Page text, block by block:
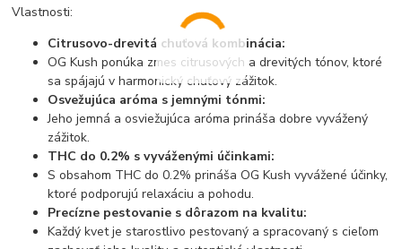
Vlastnosti:
Citrusovo-drevitá chuťová kombinácia:
OG Kush ponúka zmes citrusových a drevitých tónov, ktoré
sa spájajú v harmonický chuťový zážitok.
Osvežujúca aróma s jemnými tónmi:
Jeho jemná a osviežujúca aróma prináša dobre vyvážený
zážitok.
THC do 0.2% s vyváženými účinkami:
S obsahom THC do 0.2% prináša OG Kush vyvážené účinky,
ktoré podporujú relaxáciu a pohodu.
Precízne pestovanie s dôrazom na kvalitu:
Každý kvet je starostlivo pestovaný a spracovaný s cieľom